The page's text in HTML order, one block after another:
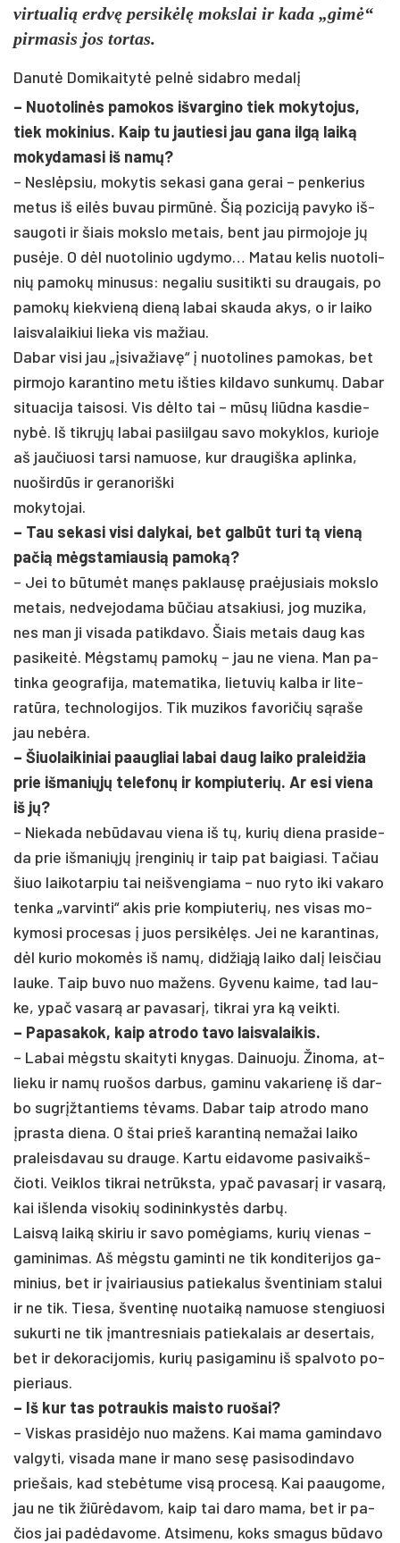
vir­tua­lią erdvę per­si­kėlę moks­lai ir ka­da „gimė“
pir­ma­sis jos tor­tas.
Danutė Domikaitytė pelnė sidabro medalį
– Nuo­to­linės pa­mo­kos iš­var­gi­no tiek mo­ky­to­jus,
tiek mo­ki­nius. Kaip tu jau­tie­si jau ga­na ilgą laiką
mo­ky­da­ma­si iš namų?
– Neslėp­siu, mo­ky­tis se­ka­si ga­na ge­rai – pen­ke­rius
me­tus iš eilės bu­vau pirmūnė. Šią po­zi­ciją pa­vy­ko iš­
sau­go­ti ir šiais moks­lo me­tais, bent jau pir­mo­jo­je jų
pusė­je. O dėl nuo­to­li­nio ug­dy­mo… Ma­tau ke­lis nuo­to­li­
nių pa­mokų mi­nu­sus: ne­ga­liu su­si­tik­ti su drau­gais, po
pa­mokų kiek­vieną dieną la­bai skau­da akys, o ir lai­ko
lais­va­lai­kiui lie­ka vis ma­žiau.
Da­bar vi­si jau „įsi­va­žiavę“ į nuo­to­li­nes pa­mo­kas, bet
pir­mo­jo ka­ran­ti­no me­tu iš­ties kil­da­vo sun­kumų. Da­bar
si­tua­ci­ja tai­so­si. Vis dėlto tai – mūsų liūd­na kas­die­
nybė. Iš tikrųjų la­bai pa­siil­gau sa­vo mo­kyk­los, ku­rio­je
aš jau­čiuo­si tar­si na­muo­se, kur drau­giš­ka ap­lin­ka,
nuo­širdūs ir ge­ra­no­riš­ki
mo­ky­to­jai.
– Tau se­ka­si vi­si da­ly­kai, bet galbūt tu­ri tą vieną
pa­čią mėgsta­miau­sią pa­moką?
– Jei to būtumėt manęs pa­klausę pra­ėju­siais moks­lo
me­tais, ne­dve­jo­da­ma būčiau at­sa­kiu­si, jog mu­zi­ka,
nes man ji vi­sa­da pa­tik­da­vo. Šiais me­tais daug kas
pa­si­keitė. Mėgstamų pa­mokų – jau ne vie­na. Man pa­
tin­ka geog­ra­fi­ja, ma­te­ma­ti­ka, lie­tu­vių kal­ba ir li­te­
ratū­ra, tech­no­lo­gi­jos. Tik mu­zi­kos fa­vo­ri­čių sąra­še
jau ne­bėra.
– Šiuo­lai­ki­niai paaug­liai la­bai daug lai­ko pra­leid­žia
prie iš­ma­niųjų te­le­fonų ir kom­piu­te­rių. Ar esi vie­na
iš jų?
– Nie­ka­da ne­būda­vau vie­na iš tų, ku­rių die­na pra­si­de­
da prie iš­ma­niųjų įren­gi­nių ir taip pat bai­gia­si. Ta­čiau
šiuo lai­ko­tar­piu tai neiš­ven­gia­ma – nuo ry­to iki va­ka­ro
ten­ka „var­vin­ti“ akis prie kom­piu­te­rių, nes vi­sas mo­
ky­mo­si pro­ce­sas į juos per­si­kėlęs. Jei ne ka­ran­ti­nas,
dėl ku­rio mo­komės iš namų, did­žiąją lai­ko dalį leis­čiau
lau­ke. Taip bu­vo nuo ma­žens. Gy­ve­nu kai­me, tad lau­
ke, ypač va­sarą ar pa­va­sarį, tik­rai yra ką veik­ti.
– Pa­pa­sa­kok, kaip at­ro­do ta­vo lais­va­lai­kis.
– La­bai mėgstu skai­ty­ti kny­gas. Dai­nuo­ju. Ži­no­ma, at­
lie­ku ir namų ruo­šos dar­bus, ga­mi­nu va­ka­rienę iš dar­
bo su­grįžtan­tiems tėvams. Da­bar taip at­ro­do ma­no
įpras­ta die­na. O štai prie­š ka­ran­tiną ne­ma­žai lai­ko
pra­leis­da­vau su drau­ge. Kar­tu ei­da­vo­me pa­si­vaikš­
čio­ti. Veik­los tik­rai ne­trūksta, ypač pa­va­sarį ir va­sarą,
kai iš­len­da vi­so­kių so­di­nin­kystės darbų.
Laisvą laiką ski­riu ir sa­vo po­mėgiams, ku­rių vie­nas –
ga­mi­ni­mas. Aš mėgstu ga­min­ti ne tik kon­di­te­ri­jos ga­
mi­nius, bet ir įvai­riau­sius pa­tie­ka­lus šven­ti­niam sta­lui
ir ne tik. Tie­sa, šven­tinę nuo­taiką na­muo­se sten­giuo­si
su­kur­ti ne tik įmant­res­niais pa­tie­ka­lais ar de­ser­tais,
bet ir de­ko­ra­ci­jo­mis, ku­rių pa­si­ga­mi­nu iš spal­vo­to po­
pie­riaus.
– Iš kur tas po­trau­kis mais­to ruo­šai?
– Vis­kas pra­si­dėjo nuo ma­žens. Kai ma­ma ga­min­da­vo
val­gy­ti, vi­sa­da ma­ne ir ma­no sesę pa­si­so­din­da­vo
prie­šais, kad stebė­tu­me visą pro­cesą. Kai paau­go­me,
jau ne tik žiūrė­da­vom, kaip tai da­ro ma­ma, bet ir pa­
čios jai pa­dėda­vo­me. At­si­me­nu, koks sma­gus būda­vo